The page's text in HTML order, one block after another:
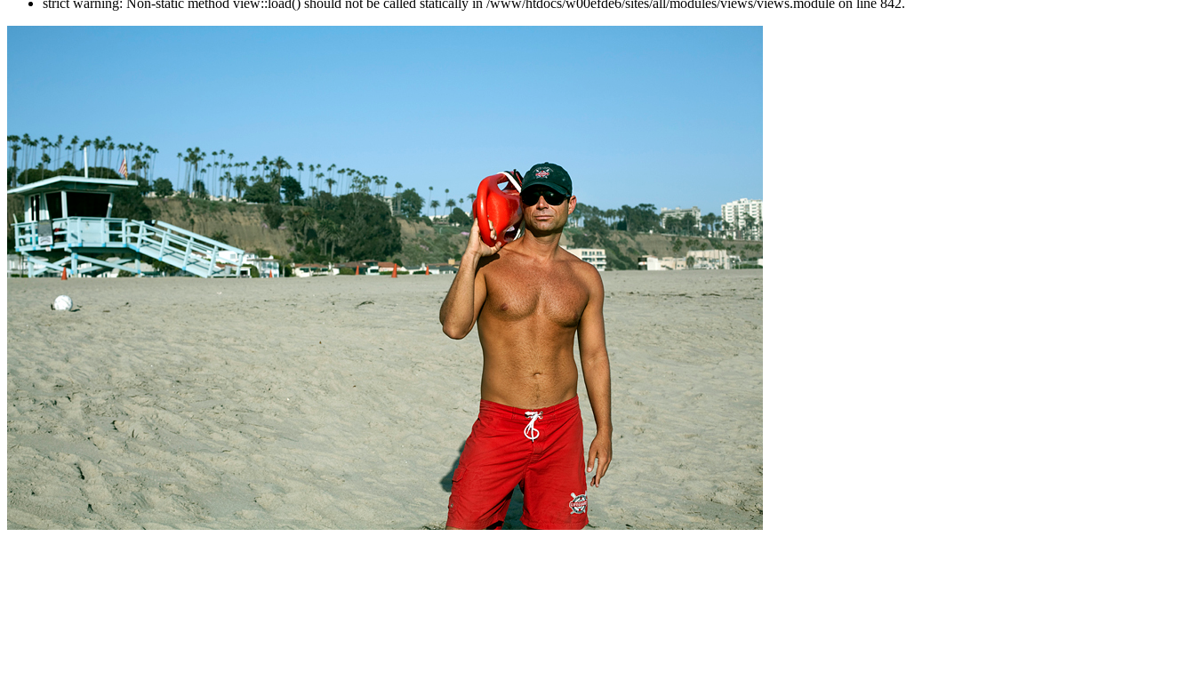
strict warning: Non-static method view::load() should not be called statically in /www/htdocs/w00efde6/sites/all/modules/views/views.module on line 842.